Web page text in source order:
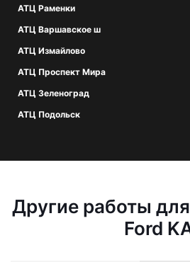
АТЦ Раменки
АТЦ Варшавское ш
АТЦ Измайлово
АТЦ Проспект Мира
АТЦ Зеленоград
АТЦ Подольск
Другие работы
Ford